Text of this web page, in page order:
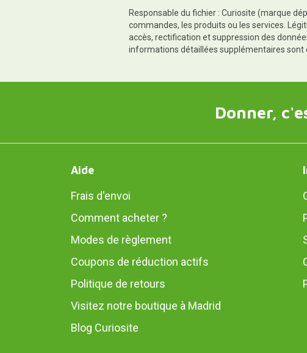
Responsable du fichier : Curiosite (marque
commandes, les produits ou les services.
accès, rectification et suppression des
informations détaillées supplémentaires sont
Donner,
Aide
Frais d'envoi
Comment acheter ?
Modes de règlement
Coupons de réduction actifs
Politique de retours
Visitez notre boutique à Madrid
Blog Curiosite